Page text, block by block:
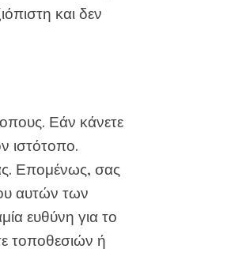
και δεν
Εάν κάνετε
ιστότοπο.
Επομένως, σας
αυτών των
ευθύνη για το
τοποθεσιών ή